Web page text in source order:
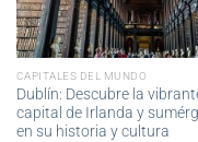
CAPITALES DEL MUNDO
Dublín: Descubre la
capital de Irlanda y
en su historia y cultura